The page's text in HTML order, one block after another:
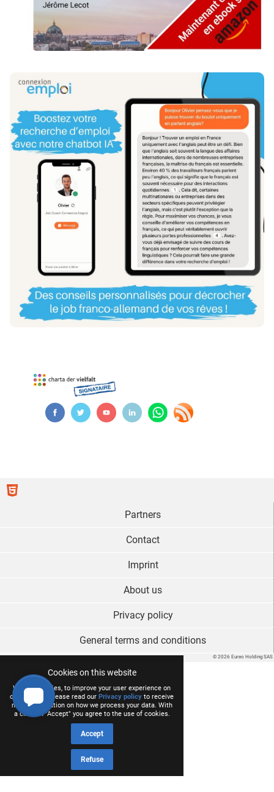
Cookies on this website
We use cookies, to improve your user experience on
our website. Please read our Privacy policy to receive
more information on how we process your data. With
a click on "Accept" you agree to the use of cookies.
Accept
Refuse
© 2026 Eureo Holding SAS
Partners
Contact
Imprint
About us
Privacy policy
General terms and conditions